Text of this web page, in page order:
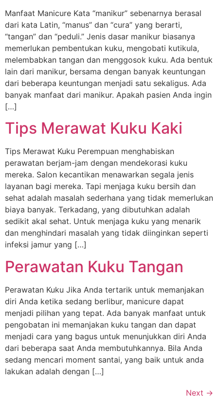
Manfaat Manicure Kata “manikur” sebenarnya berasal
dari kata Latin, “manus” dan “cura” yang berarti,
“tangan” dan “peduli.” Jenis dasar manikur biasanya
memerlukan pembentukan kuku, mengobati kutikula,
melembabkan tangan dan menggosok kuku. Ada bentuk
lain dari manikur, bersama dengan banyak keuntungan
dari beberapa keuntungan menjadi satu sekaligus. Ada
banyak manfaat dari manikur. Apakah pasien Anda ingin
[…]
Tips Merawat Kuku Kaki
Tips Merawat Kuku Perempuan menghabiskan
perawatan berjam-jam dengan mendekorasi kuku
mereka. Salon kecantikan menawarkan segala jenis
layanan bagi mereka. Tapi menjaga kuku bersih dan
sehat adalah masalah sederhana yang tidak memerlukan
biaya banyak. Terkadang, yang dibutuhkan adalah
sedikit akal sehat. Untuk menjaga kuku yang menarik
dan menghindari masalah yang tidak diinginkan seperti
infeksi jamur yang […]
Perawatan Kuku Tangan
Perawatan Kuku Jika Anda tertarik untuk memanjakan
diri Anda ketika sedang berlibur, manicure dapat
menjadi pilihan yang tepat. Ada banyak manfaat untuk
pengobatan ini memanjakan kuku tangan dan dapat
menjadi cara yang bagus untuk menunjukkan diri Anda
dari beberapa saat Anda membutuhkannya. Bila Anda
sedang mencari moment santai, yang baik untuk anda
lakukan adalah dengan […]
Next →